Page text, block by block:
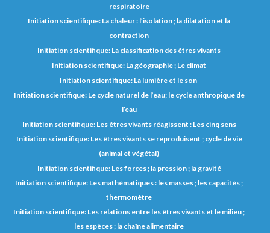
respiratoire
Initiation scientifique: La chaleur : l’isolation ; la dilatation et la
contraction
Initiation scientifique: La classification des êtres vivants
Initiation scientifique: La géographie ; Le climat
Initiation scientifique: La lumière et le son
Initiation scientifique: Le cycle naturel de l’eau; le cycle anthropique de
l’eau
Initiation scientifique: Les êtres vivants réagissent : Les cinq sens
Initiation scientifique: Les êtres vivants se reproduisent ; cycle de vie
(animal et végétal)
Initiation scientifique: Les forces ; la pression ; la gravité
Initiation scientifique: Les mathématiques : les masses ; les capacités ;
thermomètre
Initiation scientifique: Les relations entre les êtres vivants et le milieu ;
les espèces ; la chaîne alimentaire